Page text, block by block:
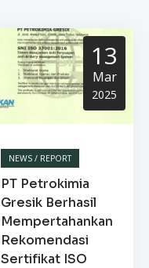
13
Mar
2025
NEWS / REPORT
PT Petrokimia
Gresik Berhasil
Mempertahankan
Rekomendasi
Sertifikat ISO